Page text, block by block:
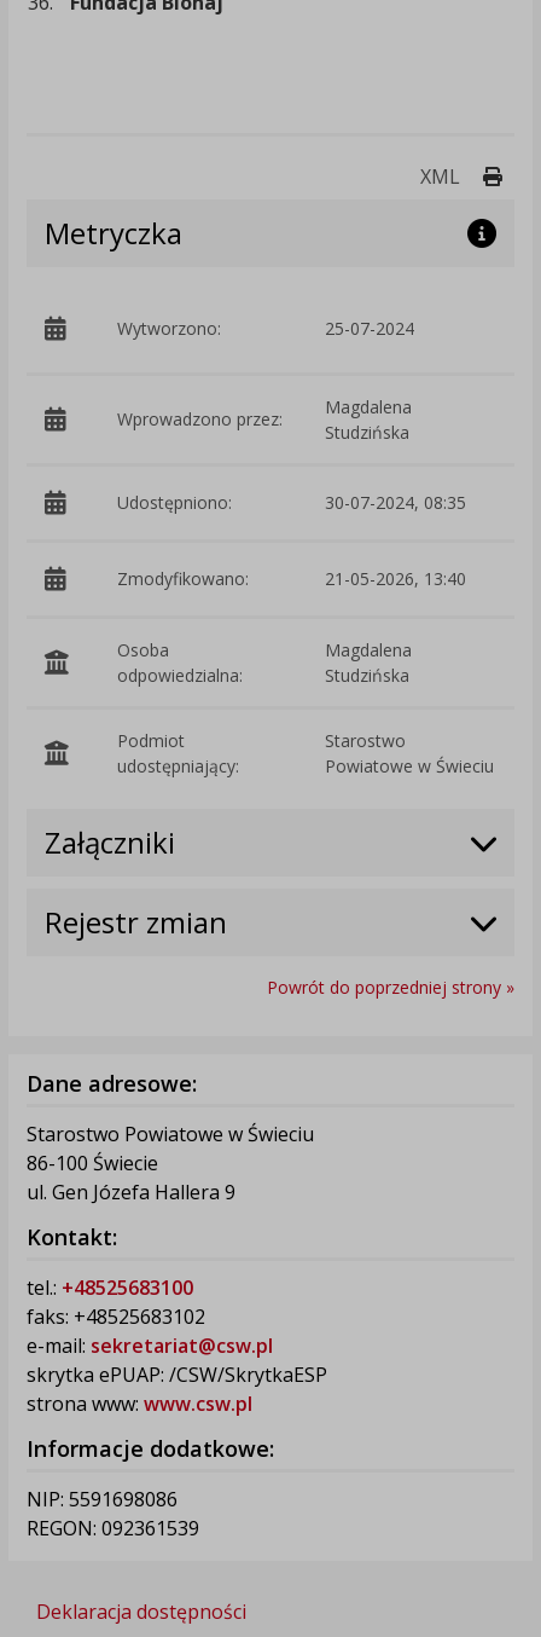
XML
Metryczka
Wytworzono: 25-07-2024
Wprowadzono przez:
Magdalena
Studzińska
Udostępniono: 30-07-2024, 08:35
Zmodyfikowano: 21-05-2026, 13:40
Osoba
odpowiedzialna:
Magdalena
Studzińska
Podmiot
udostępniający:
Starostwo
Powiatowe w Świeciu
Załączniki
Rejestr zmian
Powrót do poprzedniej strony »
Dane adresowe:
Starostwo Powiatowe w Świeciu
86-100 Świecie
ul. Gen Józefa Hallera 9
Kontakt:
tel.: +48525683100
faks: +48525683102
e-mail: sekretariat@csw.pl
skrytka ePUAP: /CSW/SkrytkaESP
strona www: www.csw.pl
Informacje dodatkowe:
NIP: 5591698086
REGON: 092361539
Deklaracja dostępności